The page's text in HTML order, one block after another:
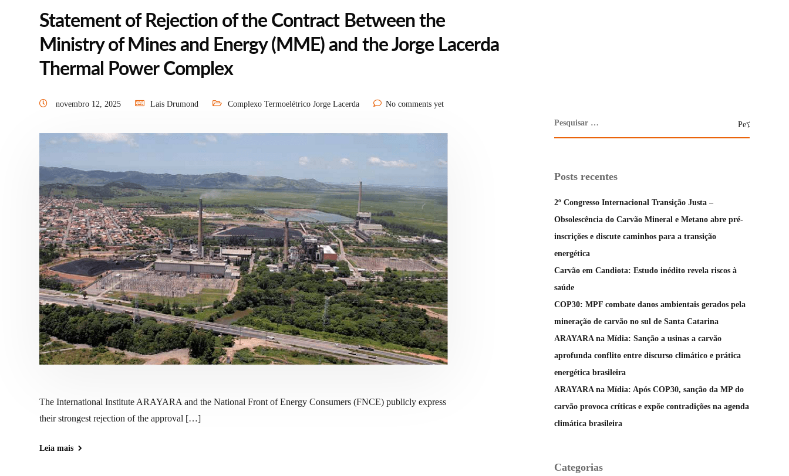
Statement of Rejection of the Contract Between the
Ministry of Mines and Energy (MME) and the Jorge Lacerda
Thermal Power Complex
novembro 12, 2025 Lais Drumond Complexo Termoelétrico Jorge Lacerda No comments yet
The International Institute ARAYARA and the National Front of Energy Consumers (FNCE) publicly express
their strongest rejection of the approval […]
Leia mais
Posts recentes
2º Congresso Internacional Transição Justa –
Obsolescência do Carvão Mineral e Metano abre pré-
inscrições e discute caminhos para a transição
energética
Carvão em Candiota: Estudo inédito revela riscos à
saúde
COP30: MPF combate danos ambientais gerados pela
mineração de carvão no sul de Santa Catarina
ARAYARA na Mídia: Sanção a usinas a carvão
aprofunda conflito entre discurso climático e prática
energética brasileira
ARAYARA na Mídia: Após COP30, sanção da MP do
carvão provoca críticas e expõe contradições na agenda
climática brasileira
Categorias